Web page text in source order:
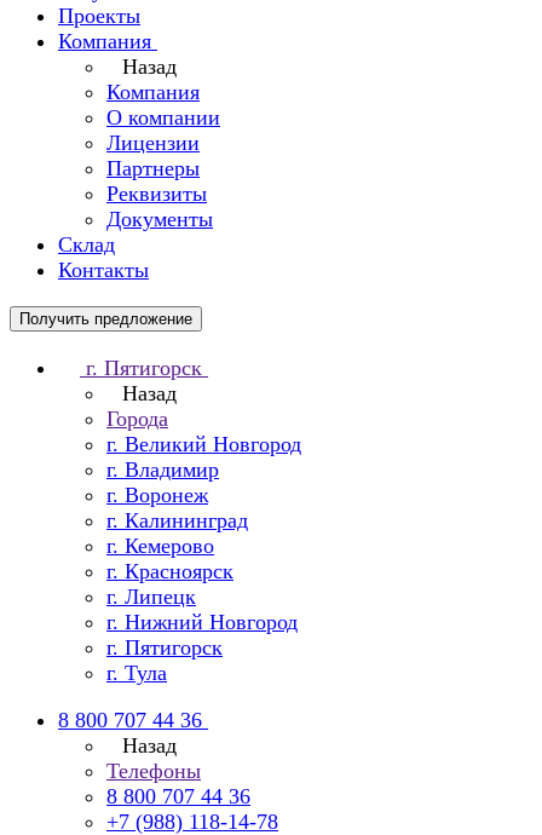
Проекты
Компания
Назад
Компания
О компании
Лицензии
Партнеры
Реквизиты
Документы
Склад
Контакты
Получить предложение
г. Пятигорск
Назад
Города
г. Великий Новгород
г. Владимир
г. Воронеж
г. Калининград
г. Кемерово
г. Красноярск
г. Липецк
г. Нижний Новгород
г. Пятигорск
г. Тула
8 800 707 44 36
Назад
Телефоны
8 800 707 44 36
+7 (988) 118-14-78